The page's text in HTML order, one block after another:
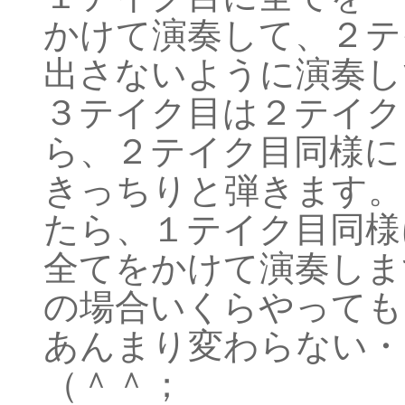
かけて演奏して、２
出さないように演奏
３テイク目は２テイ
ら、２テイク目同様に
きっちりと弾きます
たら、１テイク目同
全てをかけて演奏し
の場合いくらやっても
あんまり変わらない
（＾＾；